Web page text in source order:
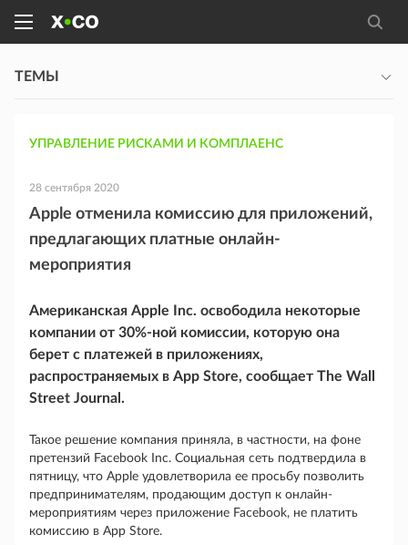
ТЕМЫ
УПРАВЛЕНИЕ РИСКАМИ И КОМПЛАЕНС
28 сентября 2020
Apple отменила комиссию для приложений,
предлагающих платные онлайн-
мероприятия
Американская Apple Inc. освободила некоторые
компании от 30%-ной комиссии, которую она
берет с платежей в приложениях,
распространяемых в App Store, сообщает The Wall
Street Journal.
Такое решение компания приняла, в частности, на фоне
претензий Facebook Inc. Социальная сеть подтвердила в
пятницу, что Apple удовлетворила ее просьбу позволить
предпринимателям, продающим доступ к онлайн-
мероприятиям через приложение Facebook, не платить
комиссию в App Store.